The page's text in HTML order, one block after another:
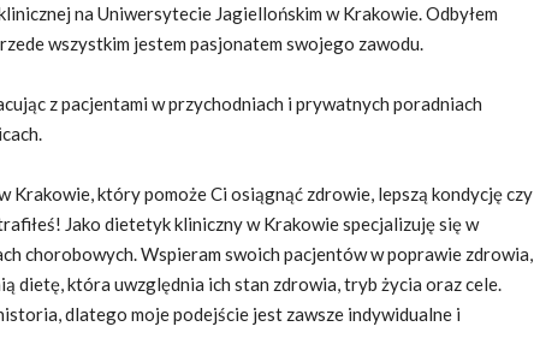
na Uniwersytecie Jagiellońskim w Krakowie. Odbyłem
wszystkim jestem pasjonatem swojego zawodu.
z pacjentami w przychodniach i prywatnych poradniach
Krakowie, który pomoże Ci osiągnąć zdrowie, lepszą kondycję czy
Jako dietetyk kliniczny w Krakowie specjalizuję się w
chorobowych. Wspieram swoich pacjentów w poprawie zdrowia,
dietę, która uwzględnia ich stan zdrowia, tryb życia oraz cele.
dlatego moje podejście jest zawsze indywidualne i